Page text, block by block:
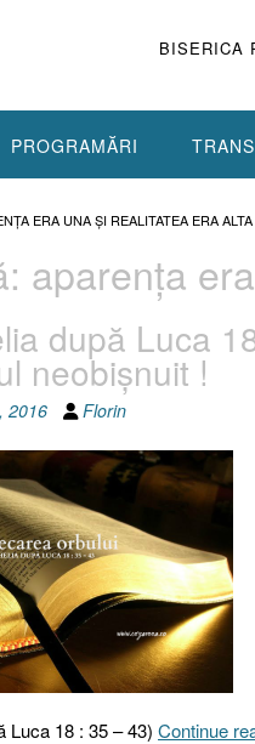
BISERICA
PROGRAMĂRI
ERA UNA ŞI REALITATEA ERA ALTA
aparenţa
după Luca
neobişnuit !
2016 Florin
Luca 18 : 35 – 43) Continue